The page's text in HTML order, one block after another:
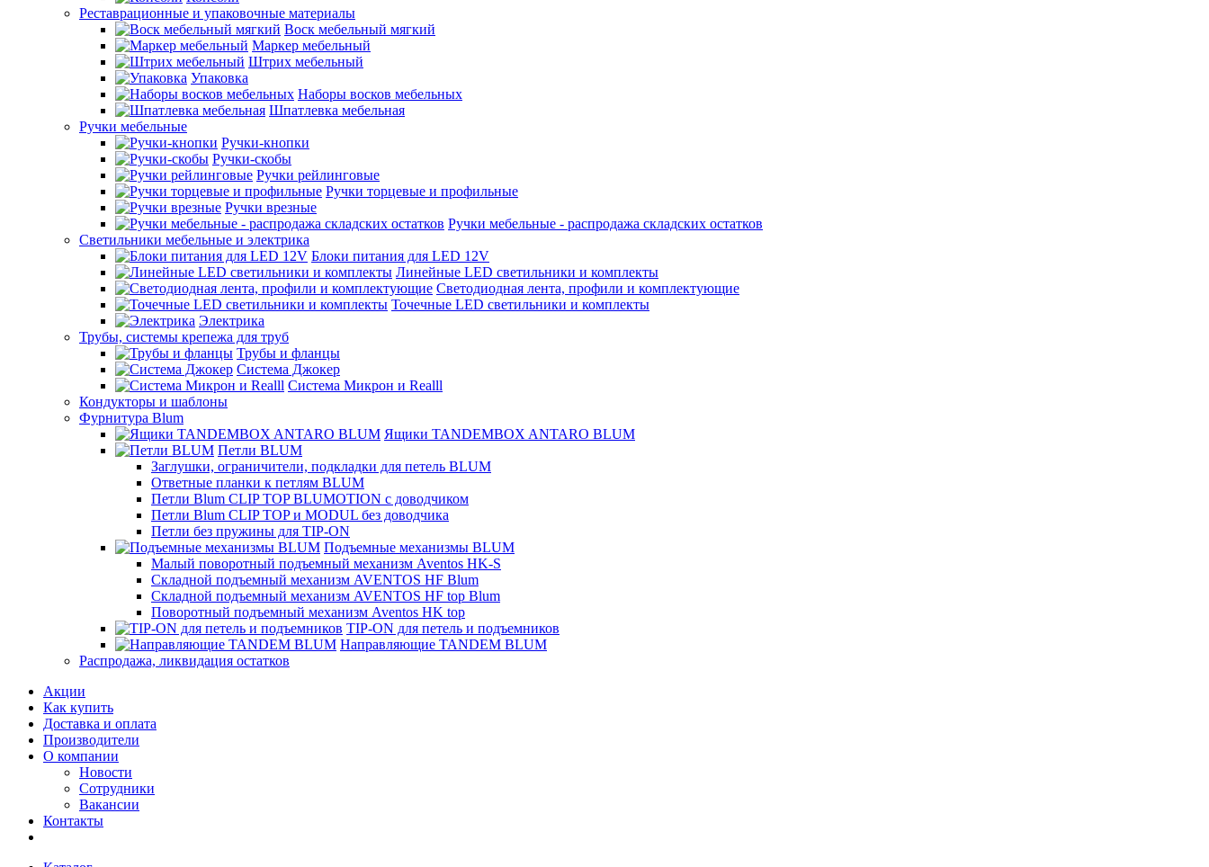
Реставрационные и упаковочные материалы
Воск мебельный мягкий
Маркер мебельный
Штрих мебельный
Упаковка
Наборы восков мебельных
Шпатлевка мебельная
Ручки мебельные
Ручки-кнопки
Ручки-скобы
Ручки рейлинговые
Ручки торцевые и профильные
Ручки врезные
Ручки мебельные - распродажа складских остатков
Светильники мебельные и электрика
Блоки питания для LED 12V
Линейные LED светильники и комплекты
Светодиодная лента, профили и комплектующие
Точечные LED светильники и комплекты
Электрика
Трубы, системы крепежа для труб
Трубы и фланцы
Система Джокер
Система Микрон и Realll
Кондукторы и шаблоны
Фурнитура Blum
Ящики TANDEMBOX ANTARO BLUM
Петли BLUM
Заглушки, ограничители, подкладки для петель BLUM
Ответные планки к петлям BLUM
Петли Blum CLIP TOP BLUMOTION с доводчиком
Петли Blum CLIP TOP и MODUL без доводчика
Петли без пружины для TIP-ON
Подъемные механизмы BLUM
Малый поворотный подъемный механизм Aventos HK-S
Складной подъемный механизм AVENTOS HF Blum
Складной подъемный механизм AVENTOS HF top Blum
Поворотный подъемный механизм Aventos HK top
TIP-ON для петель и подъемников
Направляющие TANDEM BLUM
Распродажа, ликвидация остатков
Акции
Как купить
Доставка и оплата
Производители
О компании
Новости
Сотрудники
Вакансии
Контакты